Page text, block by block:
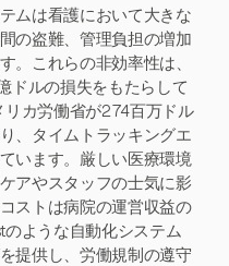
ムは看護において大きな
の盗難、管理負担の増加
。これらの非効率性は、
ドルの損失をもたらして
カ労働省が274百万ドル
、タイムトラッキングエ
います。厳しい医療環境
アやスタッフの士気に影
ストは病院の運営収益の
ような自動化システム
提供し、労働規制の遵守